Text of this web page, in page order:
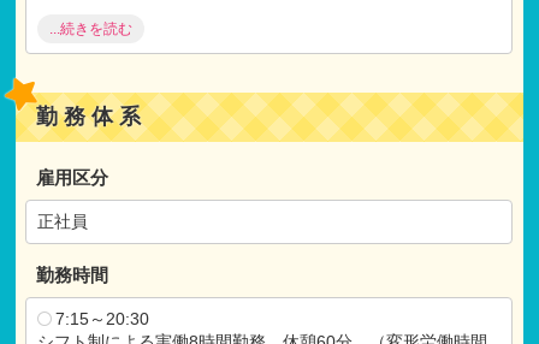
▼福利厚生充実
産休・ 育休取得実績
退職金制度
土曜出勤振替休日
...続きを読む
勤務体系
雇用区分
正社員
勤務時間
7:15～20:30